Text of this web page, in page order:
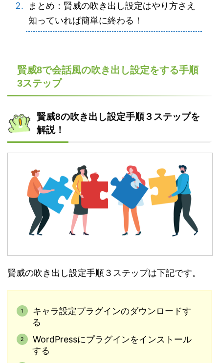
まとめ：賢威の吹き出し設定はやり方さえ
知っていれば簡単に終わる！
賢威8で会話風の吹き出し設定をする手順
3ステップ
賢威8の吹き出し設定手順３ステップを
解説！
賢威の吹き出し設定手順３ステップは下記です。
キャラ設定プラグインのダウンロードす
る
WordPressにプラグインをインストール
する